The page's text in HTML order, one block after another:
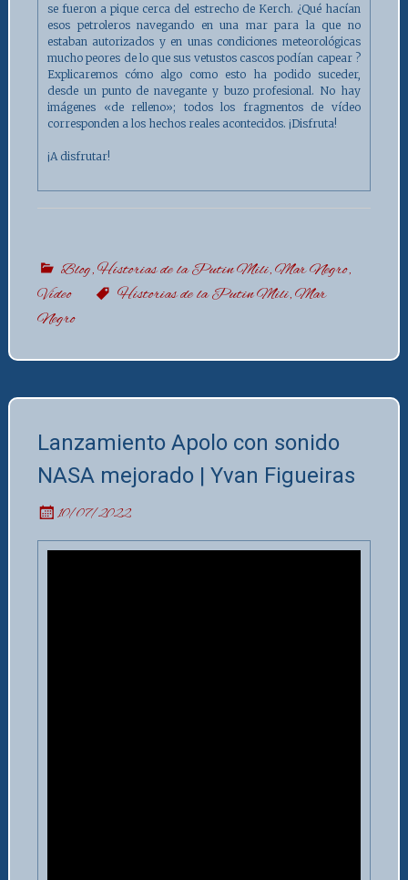
se fueron a pique cerca del estrecho de Kerch. ¿Qué hacían
esos petroleros navegando en una mar para la que no
estaban autorizados y en unas condiciones meteorológicas
mucho peores de lo que sus vetustos cascos podían capear ?
Explicaremos cómo algo como esto ha podido suceder,
desde un punto de navegante y buzo profesional. No hay
imágenes «de relleno»; todos los fragmentos de vídeo
corresponden a los hechos reales acontecidos. ¡Disfruta!
¡A disfrutar!
Blog,Historias de la Putin Mili,Mar Negro,
Vídeo
Historias de la Putin Mili,Mar
Negro
Lanzamiento Apolo con sonido
NASA mejorado | Yvan Figueiras
10/07/2022